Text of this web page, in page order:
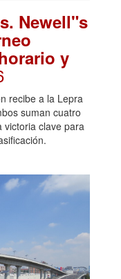
Newell"s
y
recibe a la Lepra
suman cuatro
victoria clave para